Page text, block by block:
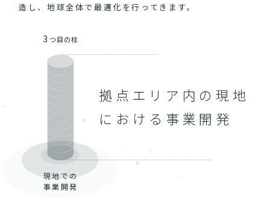
造し、地球全体で最適化を行ってきます。
3 つ目の柱
現地での
事業開発
拠点エリア内の現地
における事業開発